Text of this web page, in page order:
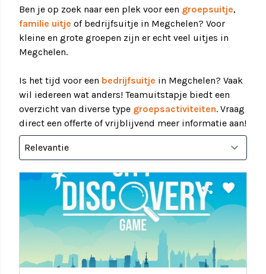
Ben je op zoek naar een plek voor een groepsuitje,
familie uitje of bedrijfsuitje in Megchelen? Voor
kleine en grote groepen zijn er echt veel uitjes in
Megchelen.
Is het tijd voor een bedrijfsuitje in Megchelen? Vaak
wil iedereen wat anders! Teamuitstapje biedt een
overzicht van diverse type groepsactiviteiten. Vraag
direct een offerte of vrijblijvend meer informatie aan!
share favorite